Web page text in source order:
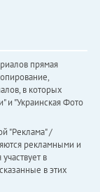
прямая
в которых
и "Украинская Фото
"Реклама" /
рекламными и
в
в этих